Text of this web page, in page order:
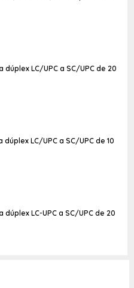
LC/UPC a SC/UPC de 20
LC/UPC a SC/UPC de 10
LC-UPC a SC/UPC de 20